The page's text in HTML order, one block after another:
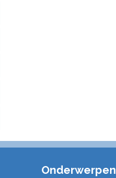
Onderwerpen